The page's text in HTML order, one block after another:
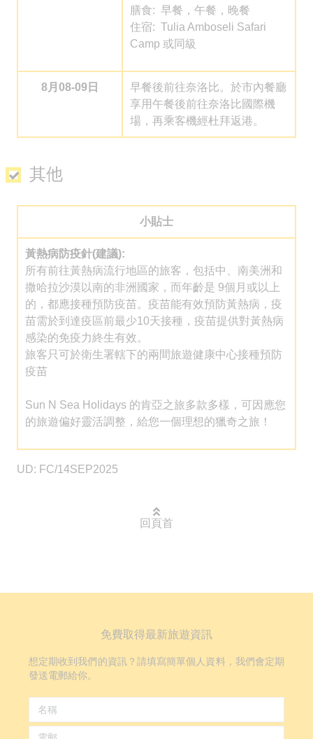
膳食: 早餐，午餐，晚餐
住宿: Tulia Amboseli Safari
Camp 或同級
8月08-09日
早餐後前往奈洛比。於市內餐廳
享用午餐後前往奈洛比國際機
場，再乘客機經杜拜返港。
其他
小貼士
黃熱病防疫針(建議):
所有前往黃熱病流行地區的旅客，包括中、南美洲和
撒哈拉沙漠以南的非洲國家，而年齡是 9個月或以上
的，都應接種預防疫苗。疫苗能有效預防黃熱病，疫
苗需於到達疫區前最少10天接種，疫苗提供對黃熱病
感染的免疫力終生有效。
旅客只可於衛生署轄下的兩間旅遊健康中心接種預防
疫苗
Sun N Sea Holidays 的肯亞之旅多款多樣，可因應您
的旅遊偏好靈活調整，給您一個理想的獵奇之旅！
UD: FC/14SEP2025
回頁首
免費取得最新旅遊資訊
想定期收到我們的資訊？請填寫簡單個人資料，我們會定期
發送電郵給你。